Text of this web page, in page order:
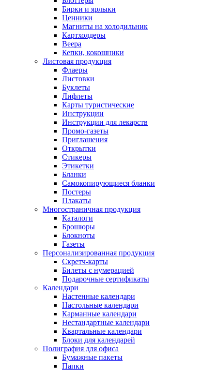
Бирки и ярлыки
Ценники
Магниты на холодильник
Картхолдеры
Веера
Кепки, кокошники
Листовая продукция
Флаеры
Листовки
Буклеты
Лифлеты
Карты туристические
Инструкции
Инструкции для лекарств
Промо-газеты
Приглашения
Открытки
Стикеры
Этикетки
Бланки
Самокопирующиеся бланки
Постеры
Плакаты
Многостраничная продукция
Каталоги
Брошюры
Блокноты
Газеты
Персонализированная продукция
Скретч-карты
Билеты с нумерацией
Подарочные сертификаты
Календари
Настенные календари
Настольные календари
Карманные календари
Нестандартные календари
Квартальные календари
Блоки для календарей
Полиграфия для офиса
Бумажные пакеты
Папки